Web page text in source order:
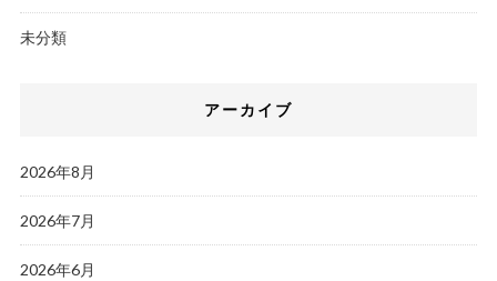
未分類
アーカイブ
2026年8月
2026年7月
2026年6月